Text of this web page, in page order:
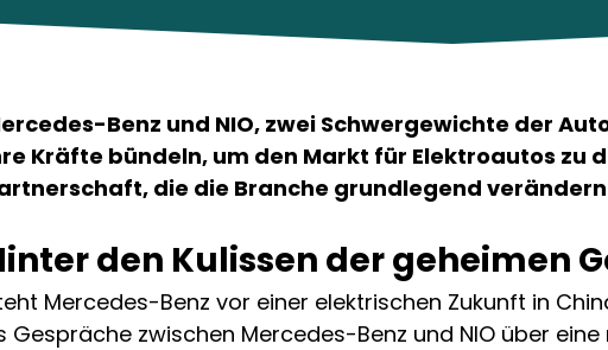
Benz und NIO, zwei Schwergewichte der
Kräfte bündeln, um den Markt für Elektroautos zu
die die Branche grundlegend
den Kulissen der geheimen
Mercedes-Benz vor einer elektrischen Zukunft in
Gespräche zwischen Mercedes-Benz und NIO über